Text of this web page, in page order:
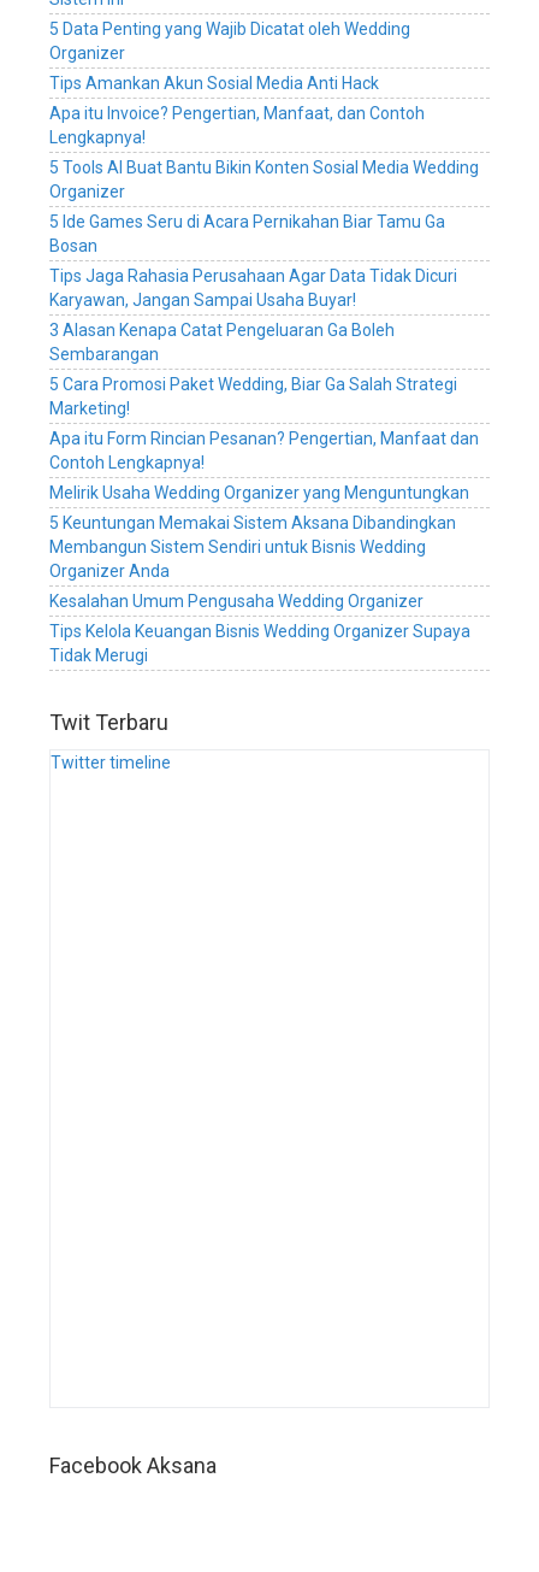
5 Data Penting yang Wajib Dicatat oleh Wedding
Organizer
Tips Amankan Akun Sosial Media Anti Hack
Apa itu Invoice? Pengertian, Manfaat, dan Contoh
Lengkapnya!
5 Tools AI Buat Bantu Bikin Konten Sosial Media Wedding
Organizer
5 Ide Games Seru di Acara Pernikahan Biar Tamu Ga
Bosan
Tips Jaga Rahasia Perusahaan Agar Data Tidak Dicuri
Karyawan, Jangan Sampai Usaha Buyar!
3 Alasan Kenapa Catat Pengeluaran Ga Boleh
Sembarangan
5 Cara Promosi Paket Wedding, Biar Ga Salah Strategi
Marketing!
Apa itu Form Rincian Pesanan? Pengertian, Manfaat dan
Contoh Lengkapnya!
Melirik Usaha Wedding Organizer yang Menguntungkan
5 Keuntungan Memakai Sistem Aksana Dibandingkan
Membangun Sistem Sendiri untuk Bisnis Wedding
Organizer Anda
Kesalahan Umum Pengusaha Wedding Organizer
Tips Kelola Keuangan Bisnis Wedding Organizer Supaya
Tidak Merugi
Twit Terbaru
Twitter timeline
Facebook Aksana
wedding
planner,
sistem
informasi
manajemen
perusahaan
wedding
organizer,
sistem
informasi
manajemen
perusahaan
wedding
service,
sistem
informasi
manajemen
perusahaan
wedding
planner,
sistem
manajemen
wedding
organizer,
sistem
manajemen
service,